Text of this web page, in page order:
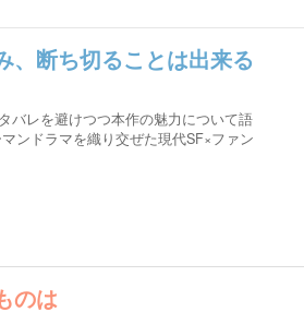
、断ち切ることは出来る
バレを避けつつ本作の魅力について語
ンドラマを織り交ぜた現代SF×ファン
のは